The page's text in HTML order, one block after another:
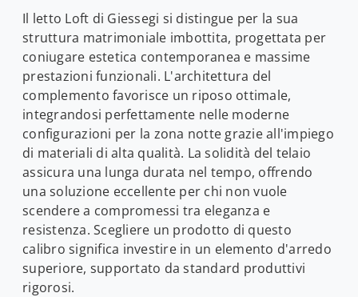
Il letto Loft di Giessegi si distingue per la sua
struttura matrimoniale imbottita, progettata per
coniugare estetica contemporanea e massime
prestazioni funzionali. L'architettura del
complemento favorisce un riposo ottimale,
integrandosi perfettamente nelle moderne
configurazioni per la zona notte grazie all'impiego
di materiali di alta qualità. La solidità del telaio
assicura una lunga durata nel tempo, offrendo
una soluzione eccellente per chi non vuole
scendere a compromessi tra eleganza e
resistenza. Scegliere un prodotto di questo
calibro significa investire in un elemento d'arredo
superiore, supportato da standard produttivi
rigorosi.